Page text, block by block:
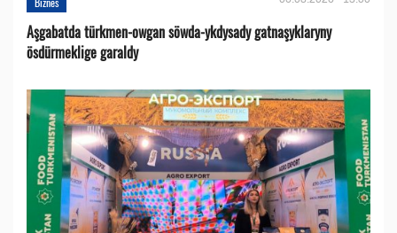
Aşgabatda türkmen-owgan söwda-ykdysady gatnaşyklaryny
ösdürmeklige garaldy